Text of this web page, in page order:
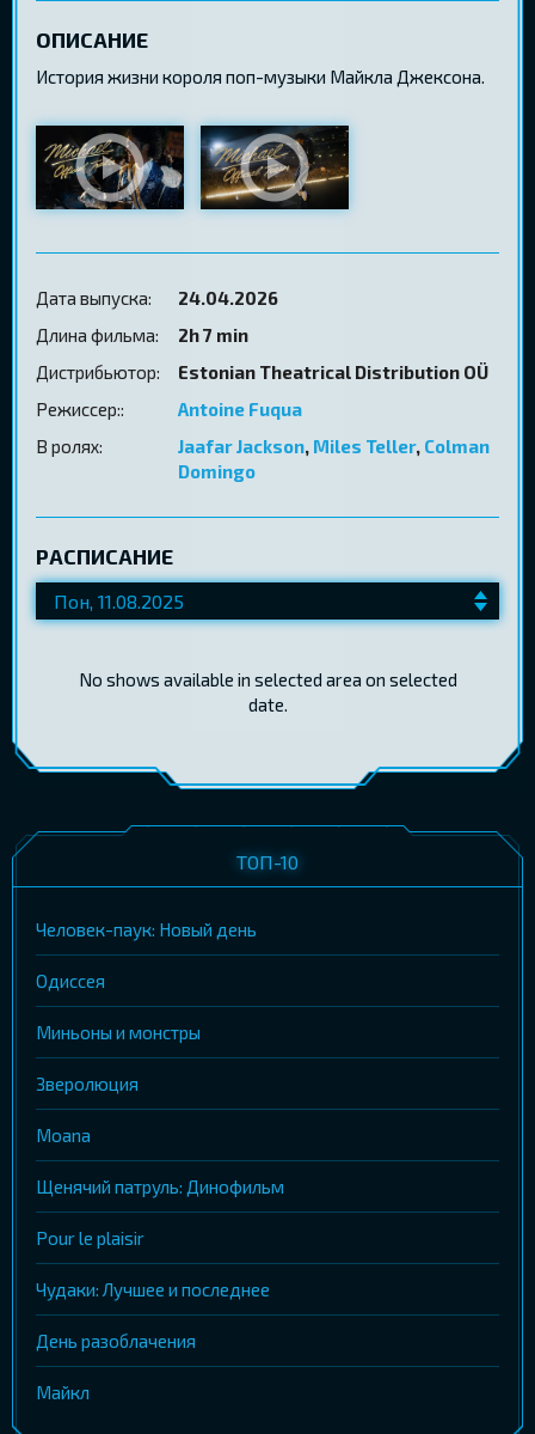
ОПИСАНИЕ
История жизни короля поп-музыки Майкла Джексона.
Дата выпуска:
24.04.2026
Длина фильма:
2h 7 min
Дистрибьютор:
Estonian Theatrical Distribution OÜ
Режиссер::
Antoine Fuqua
В ролях:
Jaafar Jackson, Miles Teller, Colman
Domingo
РАСПИСАНИЕ
No shows available in selected area on selected
date.
ТОП-10
Человек-паук: Новый день
Одиссея
Миньоны и монстры
Зверолюция
Moana
Щенячий патруль: Динофильм
Pour le plaisir
Чудаки: Лучшее и последнее
День разоблачения
Майкл